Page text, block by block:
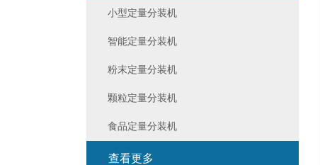
小型定量分装机
智能定量分装机
粉末定量分装机
颗粒定量分装机
食品定量分装机
查看更多